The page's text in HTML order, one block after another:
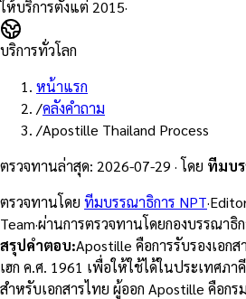
ให้บริการตั้งแต่ 2015·
บริการทั่วโลก
หน้าแรก
/คลังคำถาม
/Apostille Thailand Process
ตรวจทานล่าสุด: 2026-07-29 · โดย ทีมบร
ตรวจทานโดย ทีมบรรณาธิการ NPT·
Team·ผ่านการตรวจทานโดยกองบรรณาธิ
สรุปคำตอบ:Apostille คือการรับรองเอ
เฮก ค.ศ. 1961 เพื่อให้ใช้ได้ในประเทศภ
สำหรับเอกสารไทย ผู้ออก Apostille คือกร